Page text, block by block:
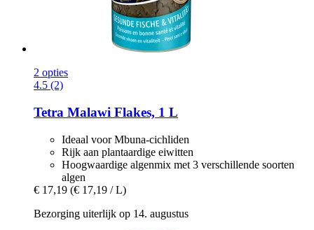
2 opties
4.5 (2)
Tetra Malawi Flakes, 1 L
Ideaal voor Mbuna-cichliden
Rijk aan plantaardige eiwitten
Hoogwaardige algenmix met 3 verschillende soorten
algen
€ 17,19 (€ 17,19 / L)
Bezorging uiterlijk op 14. augustus